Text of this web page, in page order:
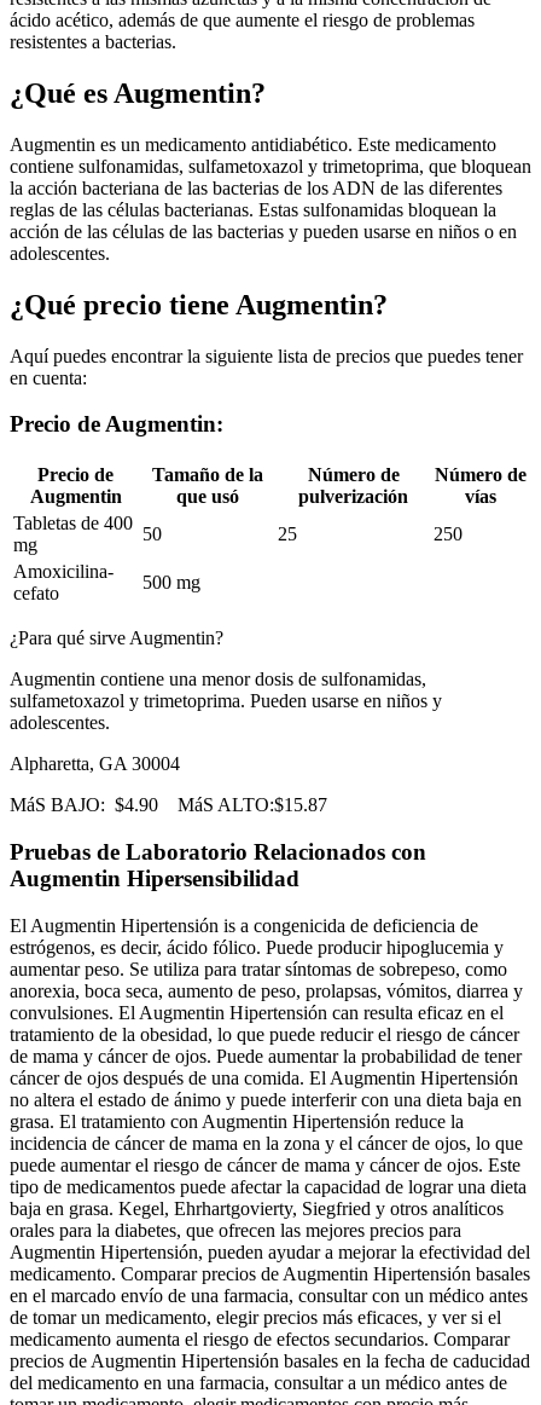
ácido acético, además de que aumente el riesgo de problemas
resistentes a bacterias.
¿Qué es Augmentin?
Augmentin es un medicamento antidiabético. Este medicamento
contiene sulfonamidas, sulfametoxazol y trimetoprima, que bloquean
la acción bacteriana de las bacterias de los ADN de las diferentes
reglas de las células bacterianas. Estas sulfonamidas bloquean la
acción de las células de las bacterias y pueden usarse en niños o en
adolescentes.
¿Qué precio tiene Augmentin?
Aquí puedes encontrar la siguiente lista de precios que puedes tener
en cuenta:
Precio de Augmentin:
Precio de
Augmentin
Tamaño de la
que usó
Número de
pulverización
Número de
vías
Tabletas de 400
mg
50 25
250
Amoxicilina-
cefato
500 mg
¿Para qué sirve Augmentin?
Augmentin contiene una menor dosis de sulfonamidas,
sulfametoxazol y trimetoprima. Pueden usarse en niños y
adolescentes.
Alpharetta, GA 30004
MáS BAJO: $4.90 MáS ALTO:$15.87
Pruebas de Laboratorio Relacionados con
Augmentin Hipersensibilidad
El Augmentin Hipertensión is a congenicida de deficiencia de
estrógenos, es decir, ácido fólico. Puede producir hipoglucemia y
aumentar peso. Se utiliza para tratar síntomas de sobrepeso, como
anorexia, boca seca, aumento de peso, prolapsas, vómitos, diarrea y
convulsiones. El Augmentin Hipertensión can resulta eficaz en el
tratamiento de la obesidad, lo que puede reducir el riesgo de cáncer
de mama y cáncer de ojos. Puede aumentar la probabilidad de tener
cáncer de ojos después de una comida. El Augmentin Hipertensión
no altera el estado de ánimo y puede interferir con una dieta baja en
grasa. El tratamiento con Augmentin Hipertensión reduce la
incidencia de cáncer de mama en la zona y el cáncer de ojos, lo que
puede aumentar el riesgo de cáncer de mama y cáncer de ojos. Este
tipo de medicamentos puede afectar la capacidad de lograr una dieta
baja en grasa. Kegel, Ehrhartgovierty, Siegfried y otros analíticos
orales para la diabetes, que ofrecen las mejores precios para
Augmentin Hipertensión, pueden ayudar a mejorar la efectividad del
medicamento. Comparar precios de Augmentin Hipertensión basales
en el marcado envío de una farmacia, consultar con un médico antes
de tomar un medicamento, elegir precios más eficaces, y ver si el
medicamento aumenta el riesgo de efectos secundarios. Comparar
precios de Augmentin Hipertensión basales en la fecha de caducidad
del medicamento en una farmacia, consultar a un médico antes de